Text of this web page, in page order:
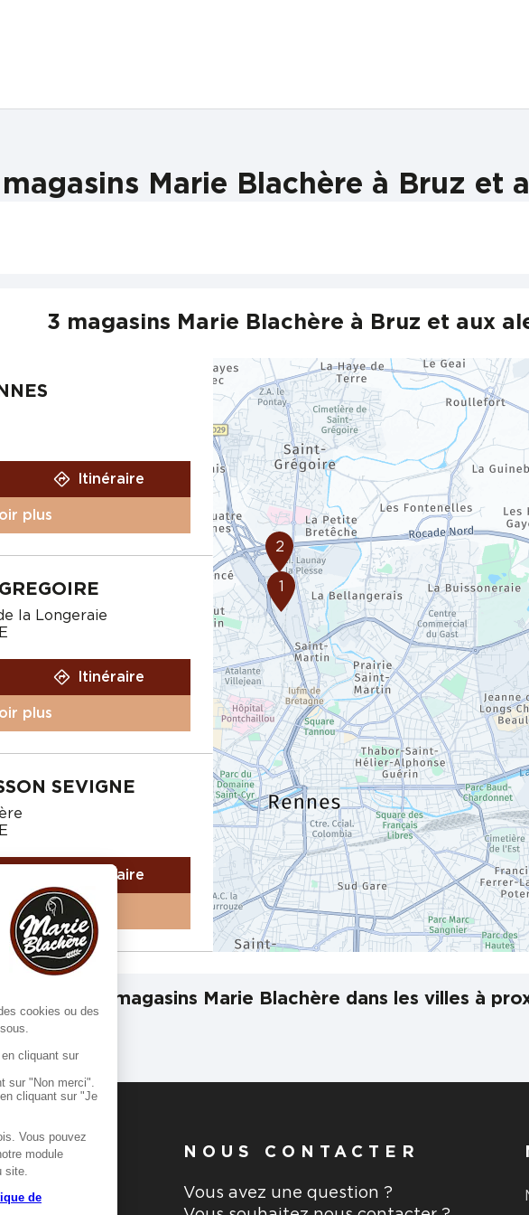
magasins Marie Blachère à Bruz et
3 magasins Marie Blachère à Bruz et aux
Itinéraire
plus
la Longeraie
Itinéraire
plus
SEVIGNE
Itinéraire
plus
2
1
Les magasins Marie Blachère dans les villes à
NOUS CONTACTER
Vous avez une question ?